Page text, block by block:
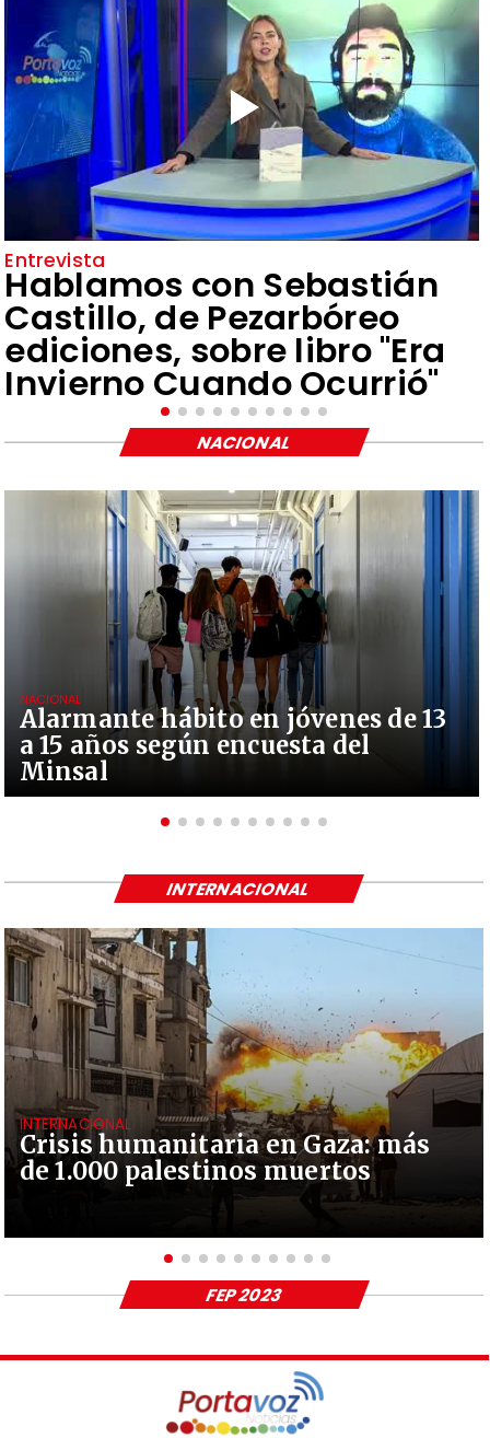
Entrevista
Hablamos con Sebastián
Castillo, de Pezarbóreo
ediciones, sobre libro "Era
Invierno Cuando Ocurrió"
Alarmante hábito en jóvenes de 13
a 15 años según encuesta del
Minsal
NACIONAL
NACIONAL
Crisis humanitaria en Gaza: más
de 1.000 palestinos muertos
INTERNACIONAL
INTERNACIONAL
FEP 2023